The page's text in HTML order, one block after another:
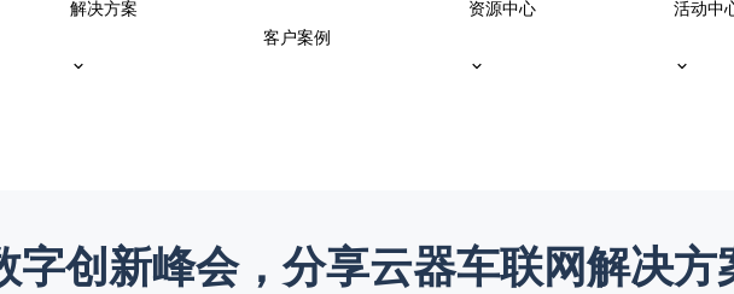
解决方案
客户案例
资源中心
活动中
字创新峰会，分享云器车联网解决方